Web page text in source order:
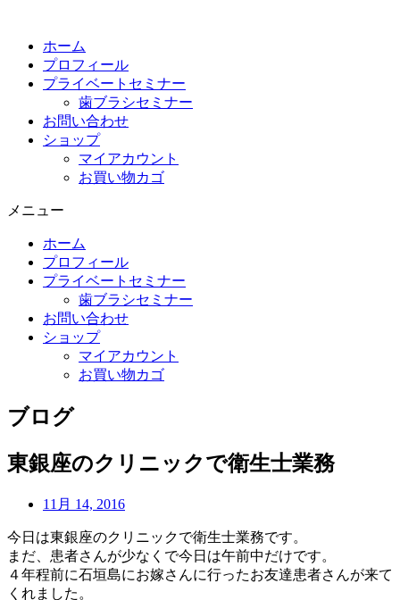
ホーム
プロフィール
プライベートセミナー
歯ブラシセミナー
お問い合わせ
ショップ
マイアカウント
お買い物カゴ
メニュー
ホーム
プロフィール
プライベートセミナー
歯ブラシセミナー
お問い合わせ
ショップ
マイアカウント
お買い物カゴ
ブログ
東銀座のクリニックで衛生士業務
11月 14, 2016
今日は東銀座のクリニックで衛生士業務です。
まだ、患者さんが少なくで今日は午前中だけです。
４年程前に石垣島にお嫁さんに行ったお友達患者さんが来て
くれました。